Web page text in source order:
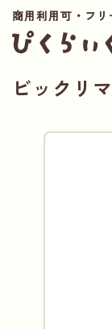
商用利用可・フ
ビックリ